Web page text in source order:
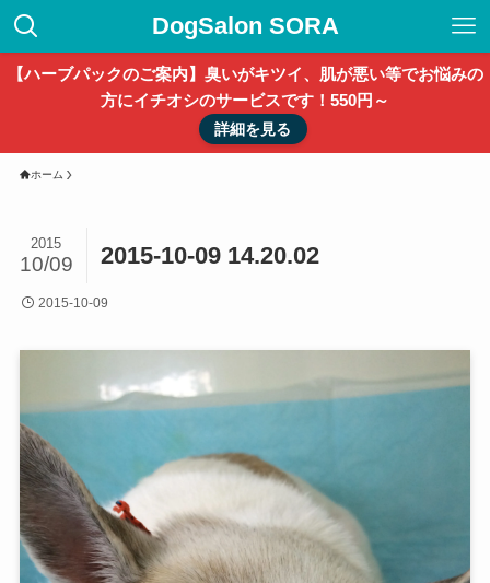
DogSalon SORA
【ハーブパックのご案内】臭いがキツイ、肌が悪い等でお悩みの
方にイチオシのサービスです！550円～
詳細を見る
ホーム
2015-10-09 14.20.02
2015
10/09
2015-10-09